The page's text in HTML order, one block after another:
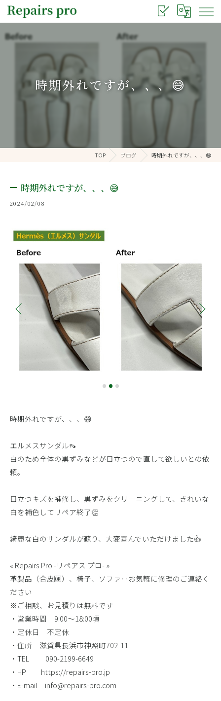
時期外れですが、、、😅
TOP ブログ 時期外れですが、、、😅
時期外れですが、、、😅
2024/02/08
時期外れですが、、、😅
エルメスサンダル👡
白のため全体の黒ずみなどが目立つので直して欲しいとの依
頼。
目立つキズを補修し、黒ずみをクリーニングして、きれいな
白を補色してリペア終了👏
綺麗な白のサンダルが蘇り、大変喜んでいただけました👍
« Repairs Pro -リペアス プロ- »
革製品（合皮🆗）、椅子、ソファ‥お気軽に修理のご連絡く
ださい
※ご相談、お見積りは無料です
・営業時間 9:00〜18:00頃
・定休日 不定休
・住所 滋賀県長浜市神照町702-11
・TEL 090-2199-6649
・HP https://repairs-pro.jp
・E-mail info@repairs-pro.com